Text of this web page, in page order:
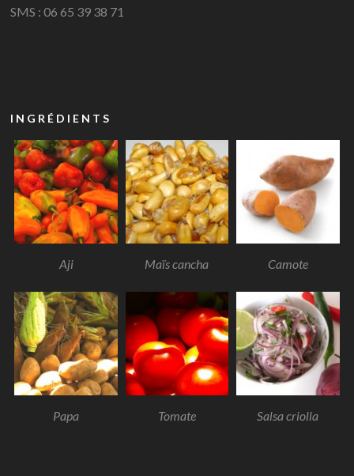
SMS : 06 65 39 38 71
INGRÉDIENTS
Aji Maïs cancha Camote
Papa Tomate Salsa criolla